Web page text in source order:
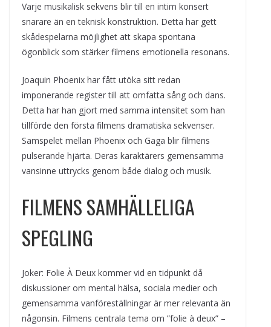
Varje musikalisk sekvens blir till en intim konsert
snarare än en teknisk konstruktion. Detta har gett
skådespelarna möjlighet att skapa spontana
ögonblick som stärker filmens emotionella resonans.
Joaquin Phoenix har fått utöka sitt redan
imponerande register till att omfatta sång och dans.
Detta har han gjort med samma intensitet som han
tillförde den första filmens dramatiska sekvenser.
Samspelet mellan Phoenix och Gaga blir filmens
pulserande hjärta. Deras karaktärers gemensamma
vansinne uttrycks genom både dialog och musik.
FILMENS SAMHÄLLELIGA
SPEGLING
Joker: Folie À Deux kommer vid en tidpunkt då
diskussioner om mental hälsa, sociala medier och
gemensamma vanföreställningar är mer relevanta än
någonsin. Filmens centrala tema om ”folie à deux” –